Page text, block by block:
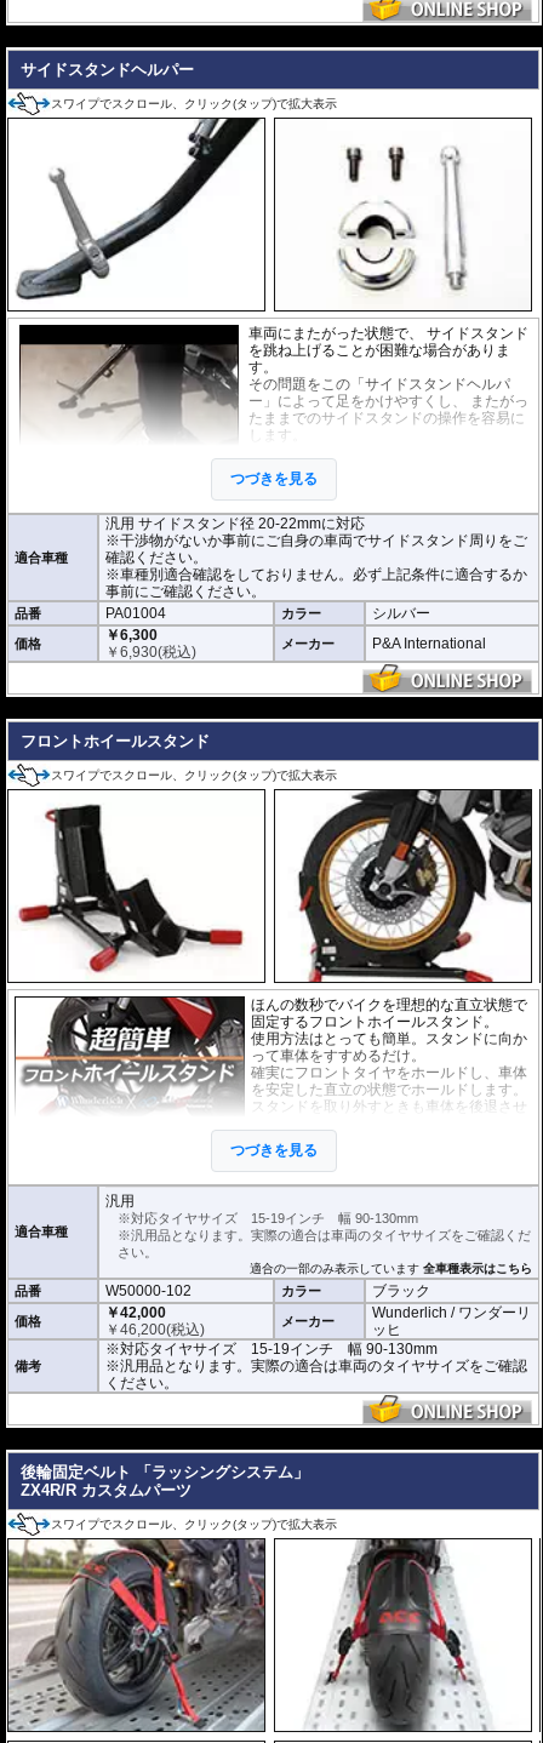
サイドスタンドヘルパー
スワイプでスクロール、クリック(タップ)で拡大表示
車両にまたがった状態で、 サイドスタンド
を跳ね上げることが困難な場合がありま
す。
その問題をこの「サイドスタンドヘルパ
ー」によって足をかけやすくし、 またがっ
たままでのサイドスタンドの操作を容易に
します。
各車両での取り付け確認は行っておりませ
ん。サイドスタンド径や干渉物がないかな
ど事前にご自身の車両でサイドスタンド周
りをご確認ください。
つづきを見る
適合車種
汎用 サイドスタンド径 20-22mmに対応
※干渉物がないか事前にご自身の車両でサイドスタンド周りをご
確認ください。
※車種別適合確認をしておりません。必ず上記条件に適合するか
事前にご確認ください。
品番 PA01004 カラー シルバー
価格
￥6,300
￥6,930(税込) メーカー P&A International
フロントホイールスタンド
スワイプでスクロール、クリック(タップ)で拡大表示
ほんの数秒でバイクを理想的な直立状態で
固定するフロントホイールスタンド。
使用方法はとっても簡単。スタンドに向か
って車体をすすめるだけ。
確実にフロントタイヤをホールドし、車体
を安定した直立の状態でホールドします。
スタンドを取り外すときも車体を後退させ
また、ベルト等でスタンドとホイールを留
めればスタンドが外れることはありませ
ん。
ぜひ動画でその手軽さをご確認ください。
対応タイヤサイズ 15-19インチ 幅 90-130mm
つづきを見る
適合車種
汎用
※対応タイヤサイズ 15-19インチ 幅 90-130mm
※汎用品となります。実際の適合は車両のタイヤサイズをご確認くだ
さい。
適合の一部のみ表示しています全車種表示はこちら
品番 W50000-102 カラー ブラック
価格
￥42,000
￥46,200(税込) メーカー
Wunderlich / ワンダーリ
ッヒ
備考
※対応タイヤサイズ 15-19インチ 幅 90-130mm
※汎用品となります。実際の適合は車両のタイヤサイズをご確認
ください。
後輪固定ベルト 「ラッシングシステム」
ZX4R/R カスタムパーツ
スワイプでスクロール、クリック(タップ)で拡大表示